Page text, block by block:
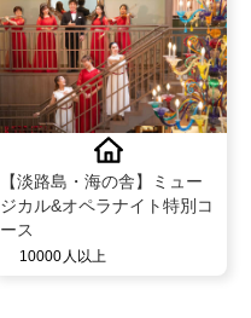
【淡路島・海の舎】ミュー
ジカル&オペラナイト特別コ
ース
10000人以上